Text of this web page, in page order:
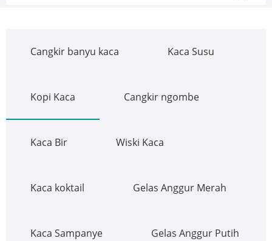
Cangkir banyu kaca Kaca Susu
Kopi Kaca Cangkir ngombe
Kaca Bir Wiski Kaca
Kaca koktail Gelas Anggur Merah
Kaca Sampanye Gelas Anggur Putih